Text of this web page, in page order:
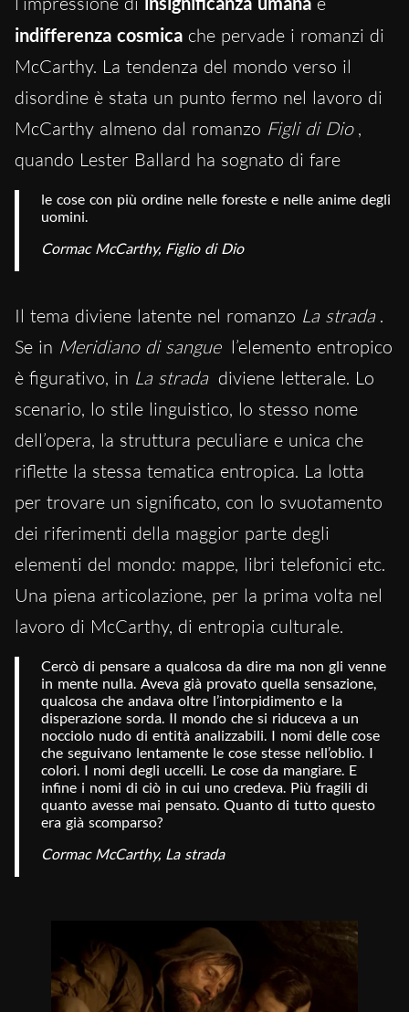
indifferenza cosmica che pervade i romanzi di
McCarthy. La tendenza del mondo verso il
disordine è stata un punto fermo nel lavoro di
McCarthy almeno dal romanzo Figli di Dio ,
quando Lester Ballard ha sognato di fare
le cose con più ordine nelle foreste e nelle anime degli
uomini.
Cormac McCarthy, Figlio di Dio
Il tema diviene latente nel romanzo La strada .
Se in Meridiano di sangue l’elemento entropico
è figurativo, in La strada diviene letterale. Lo
scenario, lo stile linguistico, lo stesso nome
dell’opera, la struttura peculiare e unica che
riflette la stessa tematica entropica. La lotta
per trovare un significato, con lo svuotamento
dei riferimenti della maggior parte degli
elementi del mondo: mappe, libri telefonici etc.
Una piena articolazione, per la prima volta nel
lavoro di McCarthy, di entropia culturale.
Cercò di pensare a qualcosa da dire ma non gli venne
in mente nulla. Aveva già provato quella sensazione,
qualcosa che andava oltre l’intorpidimento e la
disperazione sorda. Il mondo che si riduceva a un
nocciolo nudo di entità analizzabili. I nomi delle cose
che seguivano lentamente le cose stesse nell’oblio. I
colori. I nomi degli uccelli. Le cose da mangiare. E
infine i nomi di ciò in cui uno credeva. Più fragili di
quanto avesse mai pensato. Quanto di tutto questo
era già scomparso?
Cormac McCarthy, La strada